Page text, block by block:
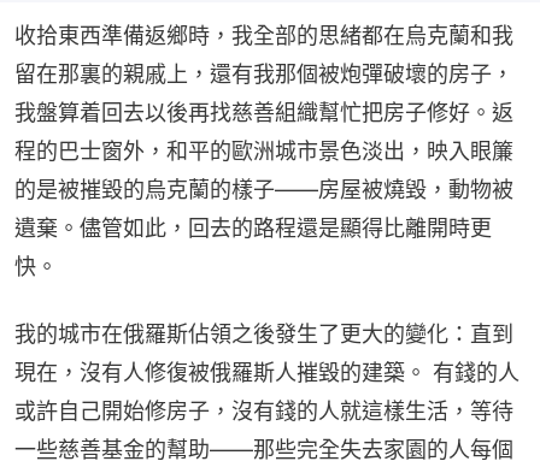
收拾東西準備返鄉時，我全部的思緒都在烏克蘭和我
留在那裏的親戚上，還有我那個被炮彈破壞的房子，
我盤算着回去以後再找慈善組織幫忙把房子修好。返
程的巴士窗外，和平的歐洲城市景色淡出，映入眼簾
的是被摧毀的烏克蘭的樣子——房屋被燒毀，動物被
遺棄。儘管如此，回去的路程還是顯得比離開時更
快。
我的城市在俄羅斯佔領之後發生了更大的變化：直到
現在，沒有人修復被俄羅斯人摧毀的建築。 有錢的人
或許自己開始修房子，沒有錢的人就這樣生活，等待
一些慈善基金的幫助——那些完全失去家園的人每個